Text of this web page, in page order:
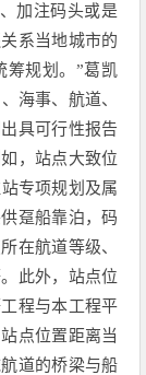
加注码头或是
系当地城市的
筹规划。”葛凯
海事、航道、
具可行性报告
，站点大致位
专项规划及属
趸船靠泊，码
在航道等级、
此外，站点位
程与本工程平
点位置距离当
道的桥梁与船